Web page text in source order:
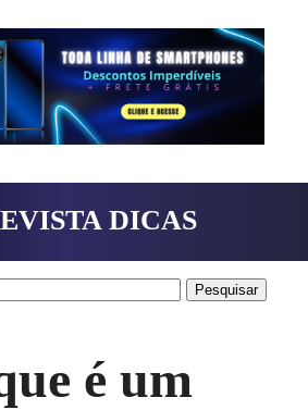
DICAS
é um